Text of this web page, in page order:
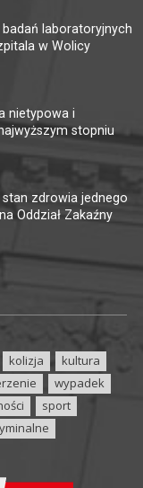
badań laboratoryjnych
w Wolicy
nietypowa i
stopniu
stan zdrowia jednego
Oddział Zakaźny
kolizja
kultura
wypadek
sport